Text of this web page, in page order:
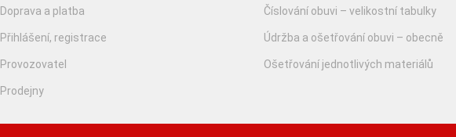
Doprava a platba
Přihlášení, registrace
Provozovatel
Prodejny
Číslování obuvi – velikostní tabulky
Údržba a ošetřování obuvi – obecně
Ošetřování jednotlivých materiálů